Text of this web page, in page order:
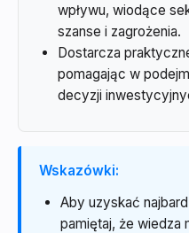
wpływu, wiodące
szanse i zagrożenia.
Dostarcza
pomagając w
decyzji
Wskazówki:
Aby uzyskać
pamiętaj, że wiedza